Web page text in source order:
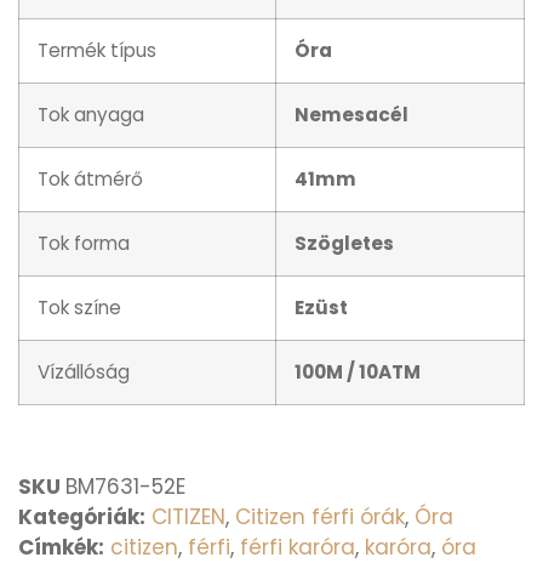
Termék típus Óra
Tok anyaga Nemesacél
Tok átmérő 41mm
Tok forma Szögletes
Tok színe Ezüst
Vízállóság 100M / 10ATM
SKU BM7631-52E
Kategóriák: CITIZEN, Citizen férfi órák, Óra
Címkék: citizen, férfi, férfi karóra, karóra, óra